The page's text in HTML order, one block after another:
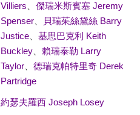
Villiers
傑瑞米斯賓塞 Jeremy
Spenser、
貝瑞茱絲黛絲 Barry
Justice、 基思巴克利 Keith
Buckley、 賴瑞泰勒 Larry
Taylor、 德瑞克帕特里奇 Derek
Partridge
約瑟夫羅西 Joseph Losey